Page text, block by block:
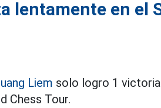
lentamente en el
Liem solo logro 1
Chess Tour.